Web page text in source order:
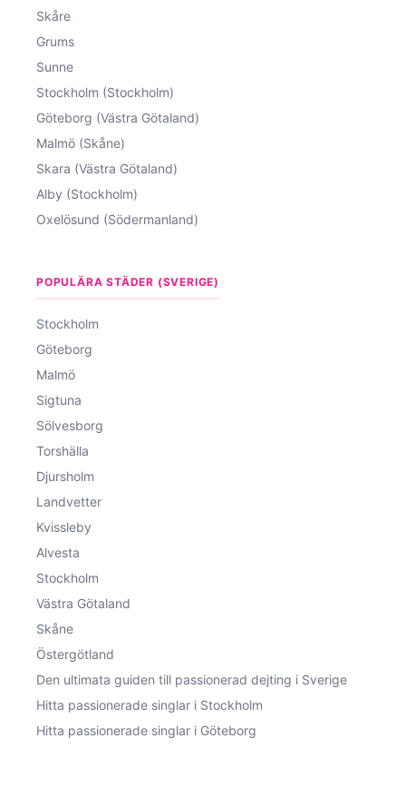
Skåre
Grums
Sunne
Stockholm (Stockholm)
Göteborg (Västra Götaland)
Malmö (Skåne)
Skara (Västra Götaland)
Alby (Stockholm)
Oxelösund (Södermanland)
POPULÄRA STÄDER (SVERIGE)
Stockholm
Göteborg
Malmö
Sigtuna
Sölvesborg
Torshälla
Djursholm
Landvetter
Kvissleby
Alvesta
Stockholm
Västra Götaland
Skåne
Östergötland
Den ultimata guiden till passionerad dejting i Sverige
Hitta passionerade singlar i Stockholm
Hitta passionerade singlar i Göteborg